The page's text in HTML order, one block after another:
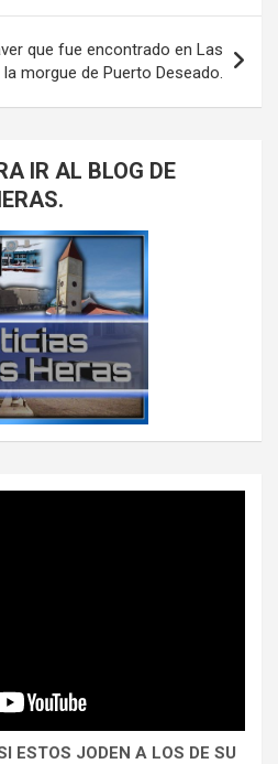
que fue encontrado en Las
morgue de Puerto Deseado.
IR AL BLOG DE
ESTOS JODEN A LOS DE SU